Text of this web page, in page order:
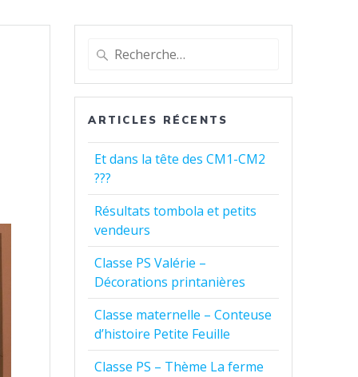
Recherche
:
ARTICLES RÉCENTS
Et dans la tête des CM1-CM2
???
Résultats tombola et petits
vendeurs
Classe PS Valérie –
Décorations printanières
Classe maternelle – Conteuse
d’histoire Petite Feuille
Classe PS – Thème La ferme